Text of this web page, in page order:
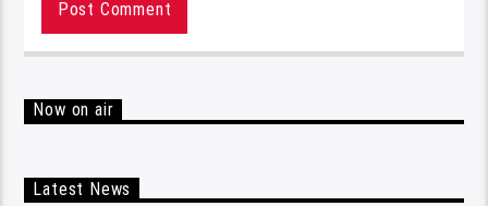
Now on air
Latest News